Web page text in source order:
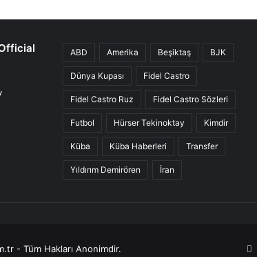
ABD Amerika Beşiktaş BJK
Dünya Kupası Fidel Castro
Fidel Castro Ruz Fidel Castro Sözleri
Futbol Hürser Tekinoktay Kimdir
Küba Küba Haberleri Transfer
Yıldırım Demirören İran
- Tüm Hakları Anonimdir.